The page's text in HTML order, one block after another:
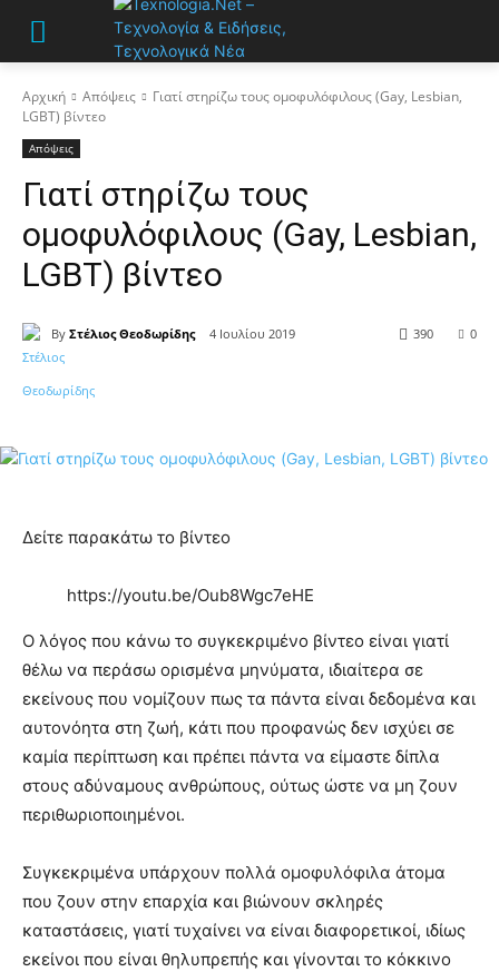
Αρχική Απόψεις
Γιατί στηρίζω τους ομοφυλόφιλους (Gay, Lesbian,
LGBT) βίντεο
Απόψεις
Γιατί στηρίζω τους
ομοφυλόφιλους (Gay, Lesbian,
LGBT) βίντεο
By Στέλιος Θεοδωρίδης 4 Ιουλίου 2019 0
390
Δείτε παρακάτω το βίντεο
https://youtu.be/Oub8Wgc7eHE
Ο λόγος που κάνω το συγκεκριμένο βίντεο είναι γιατί
θέλω να περάσω ορισμένα μηνύματα, ιδιαίτερα σε
εκείνους που νομίζουν πως τα πάντα είναι δεδομένα και
αυτονόητα στη ζωή, κάτι που προφανώς δεν ισχύει σε
καμία περίπτωση και πρέπει πάντα να είμαστε δίπλα
στους αδύναμους ανθρώπους, ούτως ώστε να μη ζουν
περιθωριοποιημένοι.
Συγκεκριμένα υπάρχουν πολλά ομοφυλόφιλα άτομα
που ζουν στην επαρχία και βιώνουν σκληρές
καταστάσεις, γιατί τυχαίνει να είναι διαφορετικοί, ιδίως
εκείνοι που είναι θηλυπρεπής και γίνονται το κόκκινο